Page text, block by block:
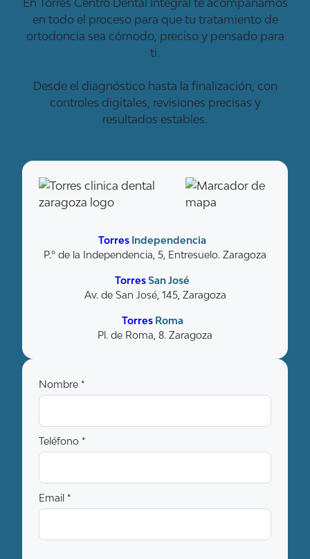
En Torres Centro Dental Integral te acompañamos
en todo el proceso para que tu tratamiento de
ortodoncia sea cómodo, preciso y pensado para
ti.
Desde el diagnóstico hasta la finalización, con
controles digitales, revisiones precisas y
resultados estables.
Torres Independencia
P.º de la Independencia, 5, Entresuelo. Zaragoza
TorresSan José
Av. de San José, 145, Zaragoza
Torres Roma
Pl. de Roma, 8. Zaragoza
Nombre *
Teléfono *
Email *